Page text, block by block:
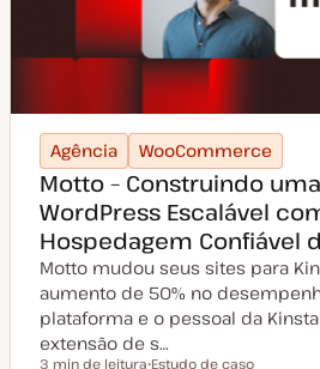
Agência WooCommerce
Motto – Construindo
WordPress Escalável
Hospedagem Confiável
Motto mudou seus sites para
aumento de 50% no
plataforma e o pessoal da
extensão de s…
3 min de leitura Estudo de caso